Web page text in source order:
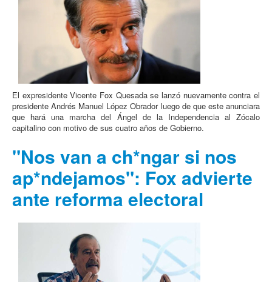
El expresidente Vicente Fox Quesada se lanzó nuevamente contra el
presidente Andrés Manuel López Obrador luego de que este anunciara
que hará una marcha del Ángel de la Independencia al Zócalo
capitalino con motivo de sus cuatro años de Gobierno.
"Nos van a ch*ngar si nos
ap*ndejamos": Fox advierte
ante reforma electoral